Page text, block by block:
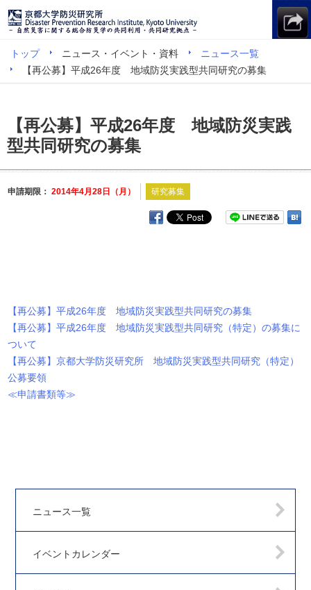
トップ ニュース・イベント・資料
ニュース一覧
【再公募】平成26年度 地域防災実践型共同研究の募集
【再公募】平成26年度 地域防災実践
型共同研究の募集
申請期限：2014年4月28日（月） 研究募集
【再公募】平成26年度 地域防災実践型共同研究の募集
【再公募】平成26年度 地域防災実践型共同研究（特定）の募集に
ついて
【再公募】京都大学防災研究所 地域防災実践型共同研究（特定）
公募要領
≪申請書類等≫
ニュース一覧
イベントカレンダー